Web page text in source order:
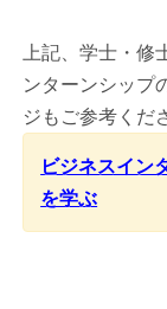
上記、学士・
ンターンシップ
ジもご参考くだ
ビジネスイン
を学ぶ